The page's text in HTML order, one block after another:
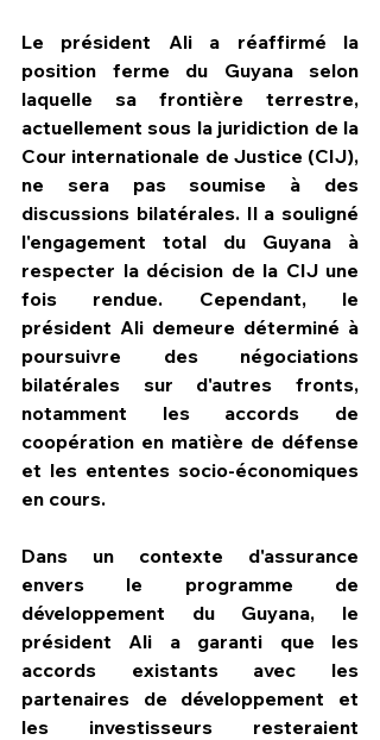
Le président Ali a réaffirmé la
position ferme du Guyana selon
laquelle sa frontière terrestre,
actuellement sous la juridiction de la
Cour internationale de Justice (CIJ),
ne sera pas soumise à des
discussions bilatérales. Il a souligné
l'engagement total du Guyana à
respecter la décision de la CIJ une
fois rendue. Cependant, le
président Ali demeure déterminé à
poursuivre des négociations
bilatérales sur d'autres fronts,
notamment les accords de
coopération en matière de défense
et les ententes socio-économiques
en cours.
Dans un contexte d'assurance
envers le programme de
développement du Guyana, le
président Ali a garanti que les
accords existants avec les
partenaires de développement et
les investisseurs resteraient